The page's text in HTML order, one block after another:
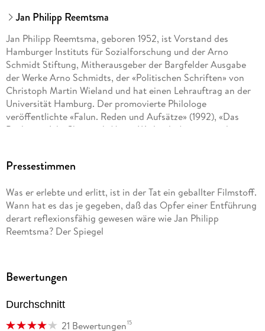
Jan Philipp Reemtsma
Jan Philipp Reemtsma, geboren 1952, ist Vorstand des
Hamburger Instituts für Sozialforschung und der Arno
Schmidt Stiftung, Mitherausgeber der Bargfelder Ausgabe
der Werke Arno Schmidts, der «Politischen Schriften» von
Christoph Martin Wieland und hat einen Lehrauftrag an der
Universität Hamburg. Der promovierte Philologe
veröffentlichte «Falun. Reden und Aufsätze» (1992), «Das
Buch vom Ich. Christoph MartinWielands Aristipp und einige
Pressestimmen
Was er erlebte und erlitt, ist in der Tat ein geballter Filmstoff.
Wann hat es das je gegeben, daß das Opfer einer Entführung
derart reflexionsfähig gewesen wäre wie Jan Philipp
Reemtsma? Der Spiegel
Bewertungen
Durchschnitt
21 Bewertungen15